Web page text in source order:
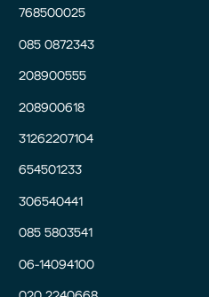
768500025
085 0872343
208900555
208900618
31262207104
654501233
306540441
085 5803541
06-14094100